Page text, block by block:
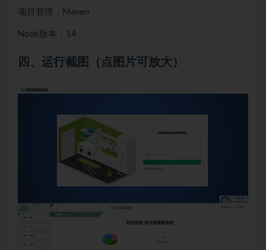
项目管理：Maven
Node版本：14
四、 运行截图（点图片可放大）